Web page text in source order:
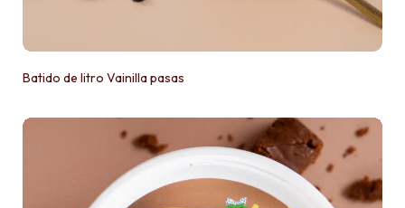
Batido de litro Vainilla pasas